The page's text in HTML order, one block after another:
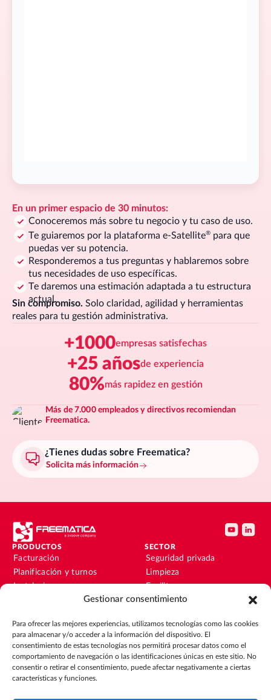
Gestionar consentimiento
Para ofrecer las mejores experiencias, utilizamos tecnologías como las cookies
para almacenar y/o acceder a la información del dispositivo. El
consentimiento de estas tecnologías nos permitirá procesar datos como el
comportamiento de navegación o las identificaciones únicas en este sitio. No
consentir o retirar el consentimiento, puede afectar negativamente a ciertas
características y funciones.
En un primer espacio de 30 minutos:
Conoceremos más sobre tu negocio y tu caso de uso.
Te guiaremos por la plataforma e-Satellite® para que
puedas ver su potencia.
Responderemos a tus preguntas y hablaremos sobre
tus necesidades de uso específicas.
Te daremos una estimación adaptada a tu estructura
actual.
Sin compromiso. Solo claridad, agilidad y herramientas
reales para tu gestión administrativa.
+1000empresas satisfechas
+25 añosde experiencia
80%más rapidez en gestión
Más de 7.000 empleados y directivos recomiendan
Freematica.
¿Tienes dudas sobre Freematica?
Solicita más información
PRODUCTOS
Facturación
Planificación y turnos
Instalaciones y
Contabilidad y finanzas
CRM
SECTOR
Seguridad privada
Limpieza
Facility
Instalaciones y
Outsourcing
Eventos
RECURSOS
Blog
EMPRESA